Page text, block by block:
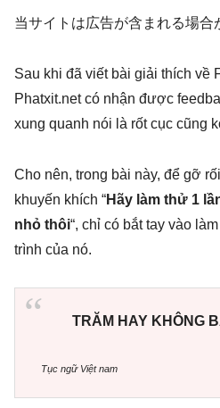
当サイトは広告が含まれる場合
Sau khi đã viết bài giải thích về
Phatxit.net có nhận được
xung quanh nói là rốt cục cũng
Cho nên, trong bài này, để gỡ
khuyến khích “Hãy làm thử 1
nhỏ thôi“, chỉ có bắt tay vào
trình của nó.
TRĂM HAY KHÔNG
Tục ngữ Việt nam